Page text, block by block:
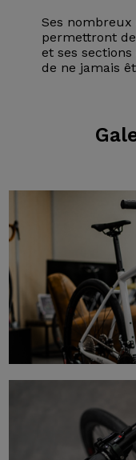
Ses nombreux
permettront
et ses
de ne jamais